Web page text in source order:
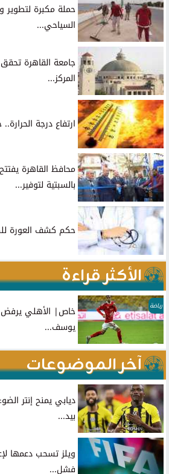
حملة مكبرة لتطوير
السياحي...
جامعة القاهرة تحقق
المركز...
ارتفاع درجة
محافظ القاهرة
بالسبتية لتوفير...
حكم كشف العورة
الأكثر قراءة
رياضة
خاص| الأهلي يرفض
يوسف...
آخر الموضوعات
ديابي يمنح إنتر
بيد...
ويلز تسحب دعمها
فشل...